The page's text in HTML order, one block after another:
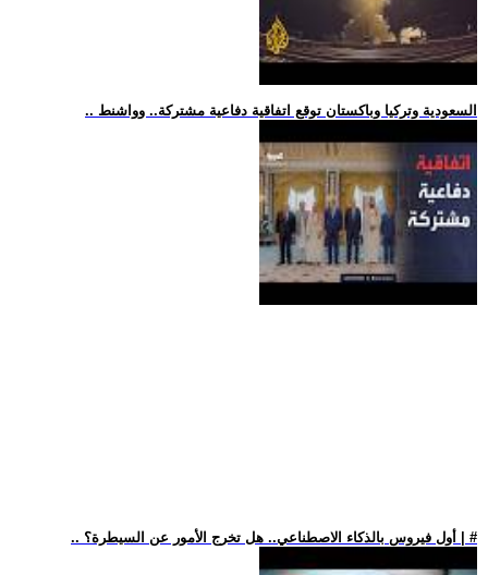
.. السعودية وتركيا وباكستان توقع اتفاقية دفاعية مشتركة.. وواشنط
.. أول فيروس بالذكاء الاصطناعي.. هل تخرج الأمور عن السيطرة؟ | #